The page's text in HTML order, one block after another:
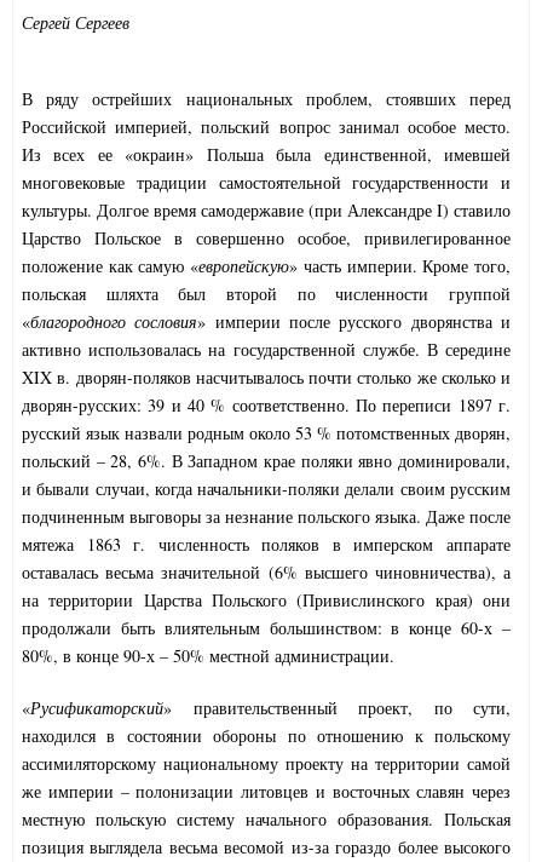
Сергей Сергеев
В ряду острейших национальных проблем, стоявших перед
Российской империей, польский вопрос занимал особое место.
Из всех ее «окраин» Польша была единственной, имевшей
многовековые традиции самостоятельной государственности и
культуры. Долгое время самодержавие (при Александре I) ставило
Царство Польское в совершенно особое, привилегированное
положение как самую «европейскую» часть империи. Кроме того,
польская шляхта был второй по численности группой
«благородного сословия» империи после русского дворянства и
активно использовалась на государственной службе. В середине
XIX в. дворян-поляков насчитывалось почти столько же сколько и
дворян-русских: 39 и 40 % соответственно. По переписи 1897 г.
русский язык назвали родным около 53 % потомственных дворян,
польский – 28, 6%. В Западном крае поляки явно доминировали,
и бывали случаи, когда начальники-поляки делали своим русским
подчиненным выговоры за незнание польского языка. Даже после
мятежа 1863 г. численность поляков в имперском аппарате
оставалась весьма значительной (6% высшего чиновничества), а
на территории Царства Польского (Привислинского края) они
продолжали быть влиятельным большинством: в конце 60-х –
80%, в конце 90-х – 50% местной администрации.
«Русификаторский» правительственный проект, по сути,
находился в состоянии обороны по отношению к польскому
ассимиляторскому национальному проекту на территории самой
же империи – полонизации литовцев и восточных славян через
местную польскую систему начального образования. Польская
позиция выглядела весьма весомой из-за гораздо более высокого